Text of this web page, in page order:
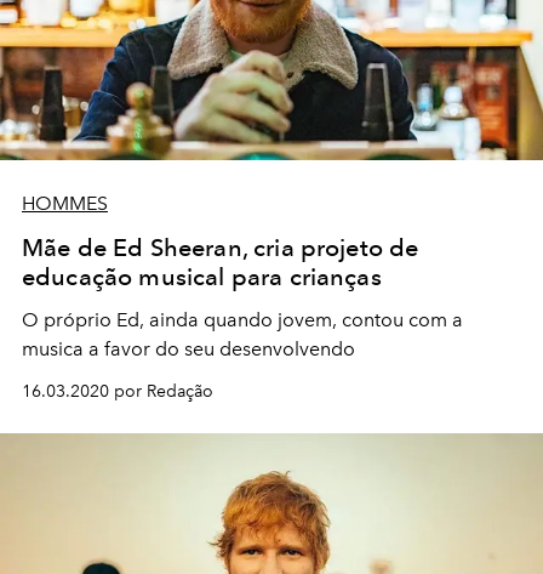
HOMMES
Mãe de Ed Sheeran, cria projeto de
educação musical para crianças
O próprio Ed, ainda quando jovem, contou com a
musica a favor do seu desenvolvendo
16.03.2020 por Redação